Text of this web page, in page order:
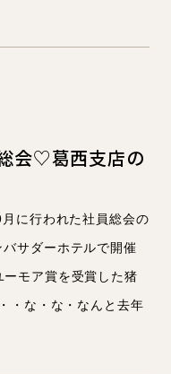
会♡葛西支店の
に行われた社員総会の
サダーホテルで開催
モア賞を受賞した猪
・な・な・なんと去年